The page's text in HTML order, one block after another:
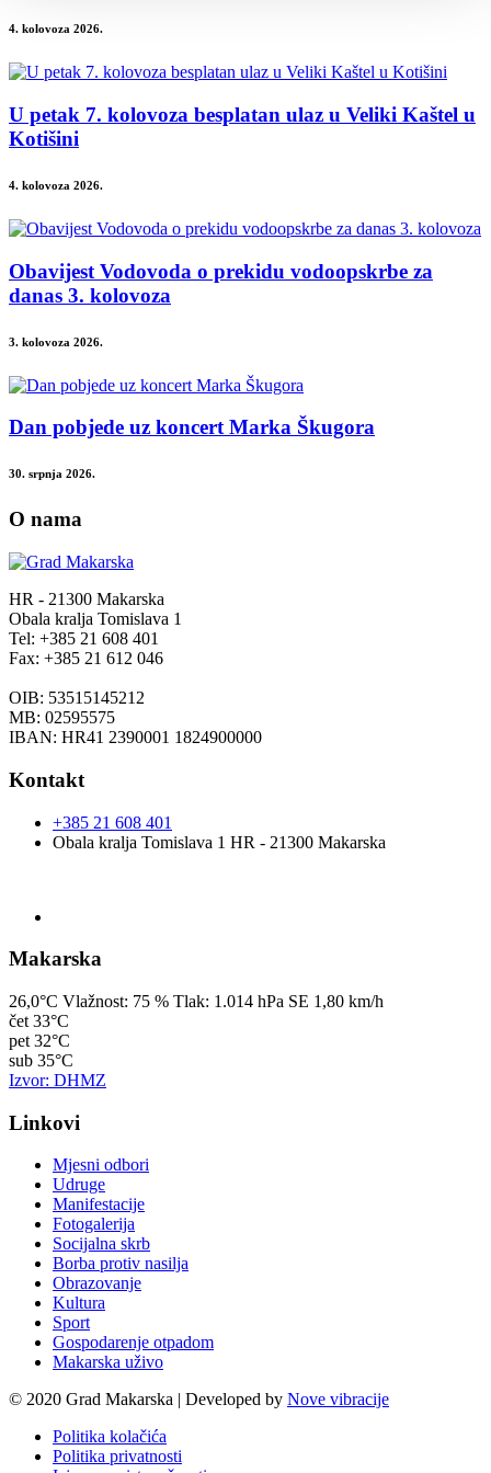
4. kolovoza 2026.
U petak 7. kolovoza besplatan ulaz u Veliki Kaštel u
Kotišini
4. kolovoza 2026.
Obavijest Vodovoda o prekidu vodoopskrbe za
danas 3. kolovoza
3. kolovoza 2026.
Dan pobjede uz koncert Marka Škugora
30. srpnja 2026.
O nama
HR - 21300 Makarska
Obala kralja Tomislava 1
Tel: +385 21 608 401
Fax: +385 21 612 046
OIB: 53515145212
MB: 02595575
IBAN: HR41 2390001 1824900000
Kontakt
+385 21 608 401
Obala kralja Tomislava 1 HR - 21300 Makarska
Makarska
26,0°C Vlažnost: 75 % Tlak: 1.014 hPa SE 1,80 km/h
čet 33°C
pet 32°C
sub 35°C
Izvor: DHMZ
Linkovi
Mjesni odbori
Udruge
Manifestacije
Fotogalerija
Socijalna skrb
Borba protiv nasilja
Obrazovanje
Kultura
Sport
Gospodarenje otpadom
Makarska uživo
© 2020 Grad Makarska | Developed by Nove vibracije
Politika kolačića
Politika privatnosti